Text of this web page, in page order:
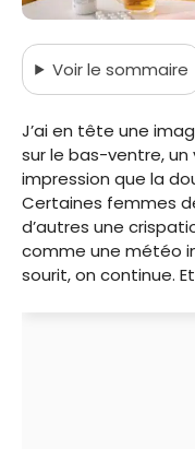
Voirle sommaire
J’ai en tête une
sur le bas-ventre,
impression que la
Certaines femmes
d’autres une
comme une météo
sourit, on continue.